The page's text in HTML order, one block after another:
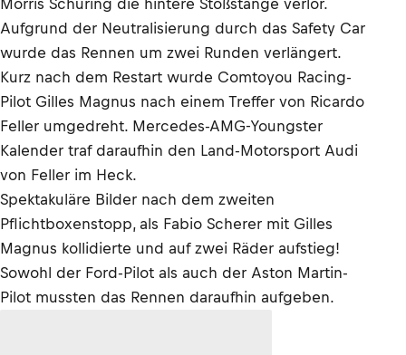
Morris Schuring die hintere Stoßstange verlor.
Aufgrund der Neutralisierung durch das Safety Car
wurde das Rennen um zwei Runden verlängert.
Kurz nach dem Restart wurde Comtoyou Racing-
Pilot Gilles Magnus nach einem Treffer von Ricardo
Feller umgedreht. Mercedes-AMG-Youngster
Kalender traf daraufhin den Land-Motorsport Audi
von Feller im Heck.
Spektakuläre Bilder nach dem zweiten
Pflichtboxenstopp, als Fabio Scherer mit Gilles
Magnus kollidierte und auf zwei Räder aufstieg!
Sowohl der Ford-Pilot als auch der Aston Martin-
Pilot mussten das Rennen daraufhin aufgeben.